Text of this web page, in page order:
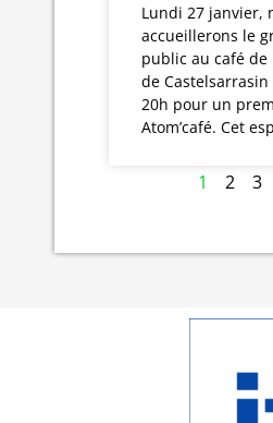
Lundi 27 janvier,
accueillerons le
public au café de
de Castelsarrasin
20h pour un
Atom’café. Cet
1 2 3